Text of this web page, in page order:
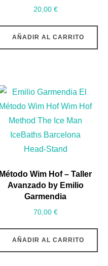
20,00 €
AÑADIR AL CARRITO
Método Wim Hof – Taller
Avanzado by Emilio
Garmendia
70,00 €
AÑADIR AL CARRITO